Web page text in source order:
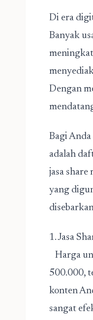
Di era
Banyak
Dengan
Bagi
adalah
jasa
yang
1. Jasa
Harga
500.000,
konten
sangat